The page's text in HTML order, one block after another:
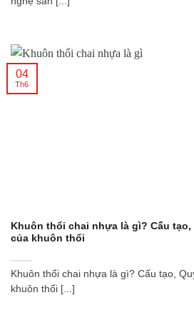
Khuôn thổi chai nhựa là gì? Cấu
của khuôn thổi
Khuôn thổi chai nhựa là gì? Cấu tạo,
khuôn thổi [...]
04
Th6